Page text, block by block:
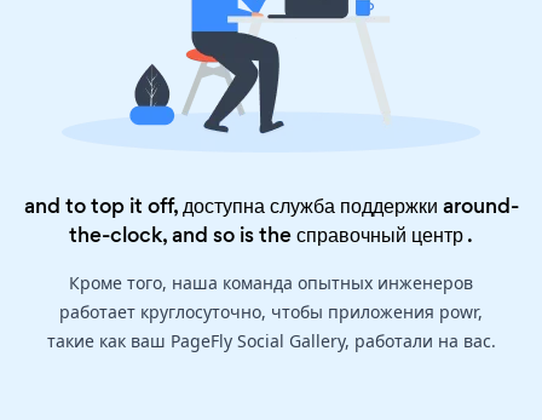
and to top it off, доступна служба поддержки around-
the-clock, and so is theсправочный центр.
Кроме того, наша команда опытных инженеров
работает круглосуточно, чтобы приложения powr,
такие как ваш PageFly Social Gallery, работали на вас.